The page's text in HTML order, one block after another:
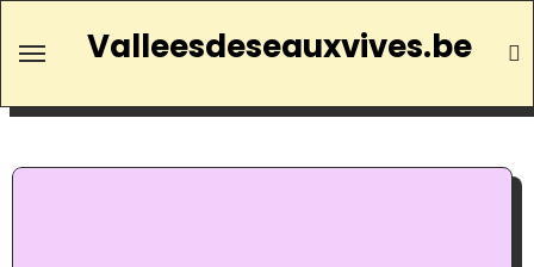
Valleesdeseauxvives.be